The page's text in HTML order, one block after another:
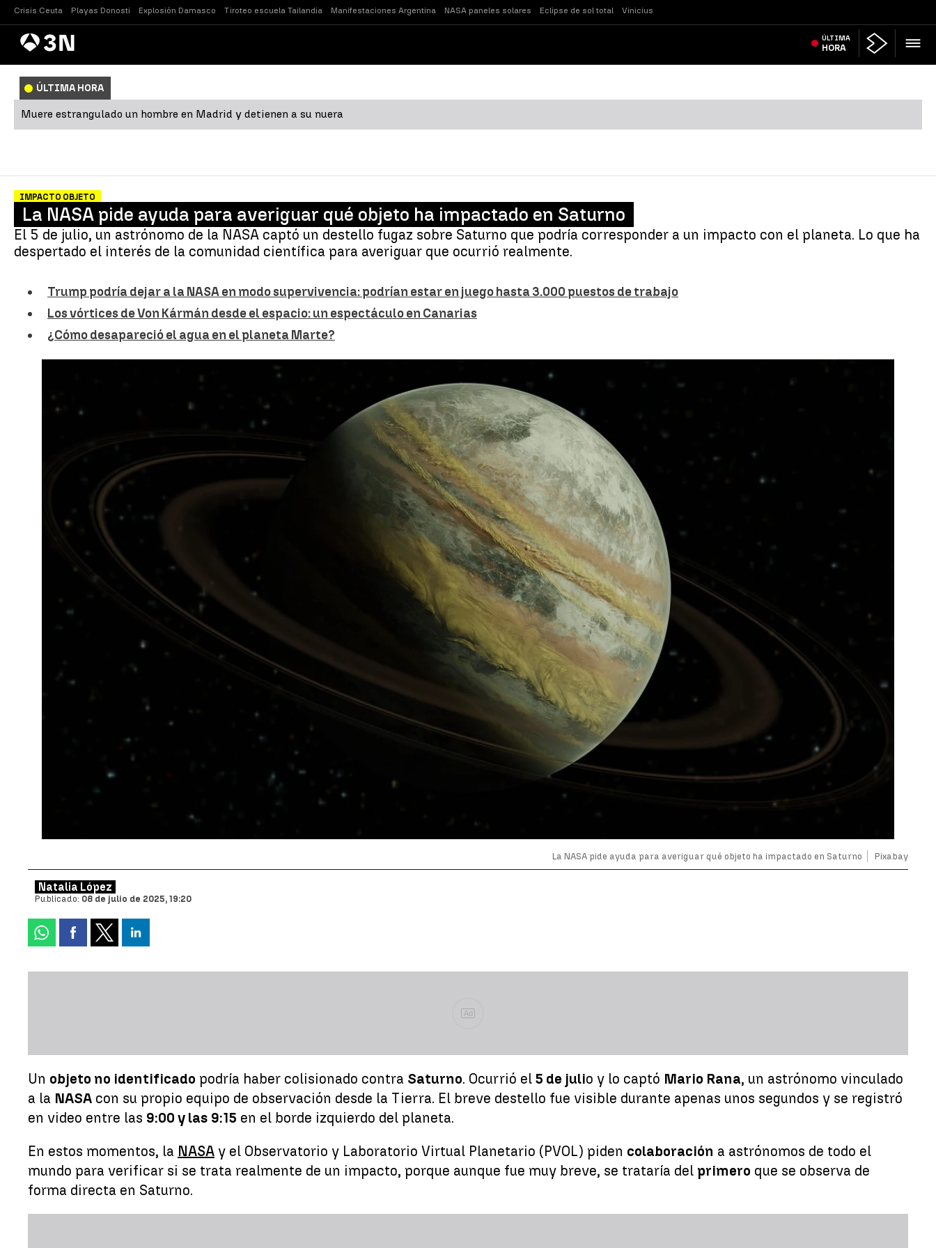
Crisis Ceuta Playas Donosti Explosión Damasco Tiroteo escuela Tailandia Manifestaciones Argentina NASA paneles solares Eclipse de sol total Vinicius
AntenaNoticias ÚLTIMA
HORA
ÚLTIMA HORA
Muere estrangulado un hombre en Madrid y detienen a su nuera
IMPACTO OBJETO
La NASA pide ayuda para averiguar qué objeto ha impactado en Saturno
El 5 de julio, un astrónomo de la NASA captó un destello fugaz sobre Saturno que podría corresponder a un impacto con el planeta. Lo que ha
despertado el interés de la comunidad científica para averiguar que ocurrió realmente.
Trump podría dejar a la NASA en modo supervivencia: podrían estar en juego hasta 3.000 puestos de trabajo
Los vórtices de Von Kármán desde el espacio: un espectáculo en Canarias
¿Cómo desapareció el agua en el planeta Marte?
La NASA pide ayuda para averiguar qué objeto ha impactado en Saturno Pixabay
Natalia López
Publicado: 08 de julio de 2025, 19:20
Ad
Un objeto no identificado podría haber colisionado contra Saturno. Ocurrió el 5 de julio y lo captó Mario Rana, un astrónomo vinculado
a la NASA con su propio equipo de observación desde la Tierra. El breve destello fue visible durante apenas unos segundos y se registró
en video entre las 9:00 y las 9:15 en el borde izquierdo del planeta.
En estos momentos, la NASA y el Observatorio y Laboratorio Virtual Planetario (PVOL) piden colaboración a astrónomos de todo el
mundo para verificar si se trata realmente de un impacto, porque aunque fue muy breve, se trataría del primero que se observa de
forma directa en Saturno.